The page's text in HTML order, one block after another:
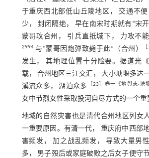
于重庆西北部低山丘陵地区， 交通不
少， 封闭隔绝， 早在南宋时期就有“宋
蒙哥攻合州， 引兵直抵城下， 力攻不
2994与“蒙哥因炮弹致毙于此”（合州）
发生， 其地理位置十分险要。据道光
载， 合州地区三江交汇， 大小塘堰多达
溪流众多， 湖泊众多
23 ］卷一《地舆志·塘
女中节烈女性采取投河自尽方式的一个重
地域的自然灾害也是清代合州地区列女
一重要原因。有清一代， 重庆府中西部
害频发， 加之战乱频发， 导致大量男
多， 男子殁后或家庭破败之后女子便守